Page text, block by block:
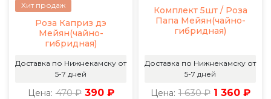
Хит продаж
Роза Каприз дэ
Мейян(чайно-
гибридная)
Доставка по Нижнекамску от
5-7 дней
Цена: 470 ₽ 390 ₽
Комплект 5шт / Роза
Папа Мейян(чайно-
гибридная)
Доставка по Нижнекамску от
5-7 дней
Цена: 1 630 ₽ 1 360 ₽